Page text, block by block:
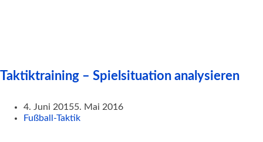
Taktiktraining – Spielsituation analysieren
4. Juni 20155. Mai 2016
Fußball-Taktik